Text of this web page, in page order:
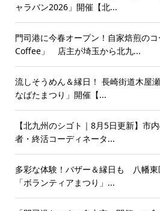
ャラバン2026」開催【北...
門司港に今春オープン！自家焙煎の
Coffee」 店主が埼玉から北九...
流しそうめん＆縁日！ 長崎街道木屋
なばたまつり」開催【...
【北九州のシゴト｜8月5日更新】市
者・終活コーディネータ...
多彩な体験！バザー＆縁日も 八幡東
「ボランティアまつり」...